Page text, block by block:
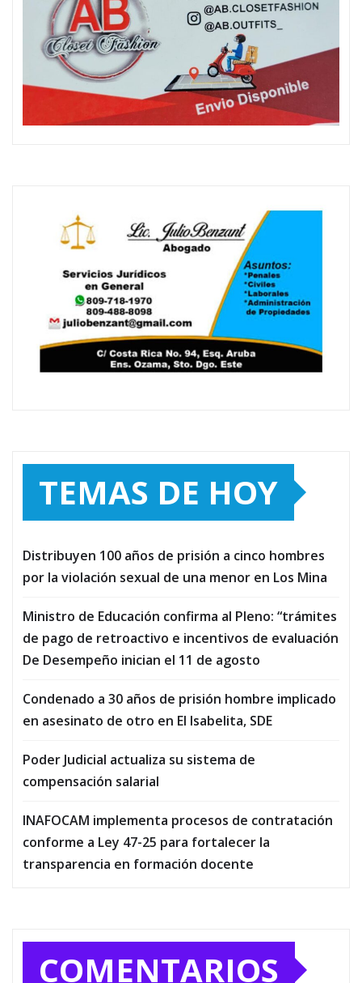
TEMAS DE HOY
Distribuyen 100 años de prisión a cinco hombres
por la violación sexual de una menor en Los Mina
Ministro de Educación confirma al Pleno: “trámites
de pago de retroactivo e incentivos de evaluación
De Desempeño inician el 11 de agosto
Condenado a 30 años de prisión hombre implicado
en asesinato de otro en El Isabelita, SDE
Poder Judicial actualiza su sistema de
compensación salarial
INAFOCAM implementa procesos de contratación
conforme a Ley 47-25 para fortalecer la
transparencia en formación docente
COMENTARIOS